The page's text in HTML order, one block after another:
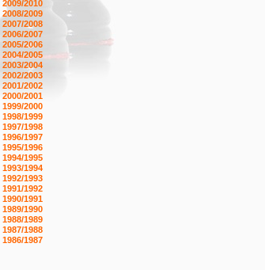
2009/2010
2008/2009
2007/2008
2006/2007
2005/2006
2004/2005
2003/2004
2002/2003
2001/2002
2000/2001
1999/2000
1998/1999
1997/1998
1996/1997
1995/1996
1994/1995
1993/1994
1992/1993
1991/1992
1990/1991
1989/1990
1988/1989
1987/1988
1986/1987